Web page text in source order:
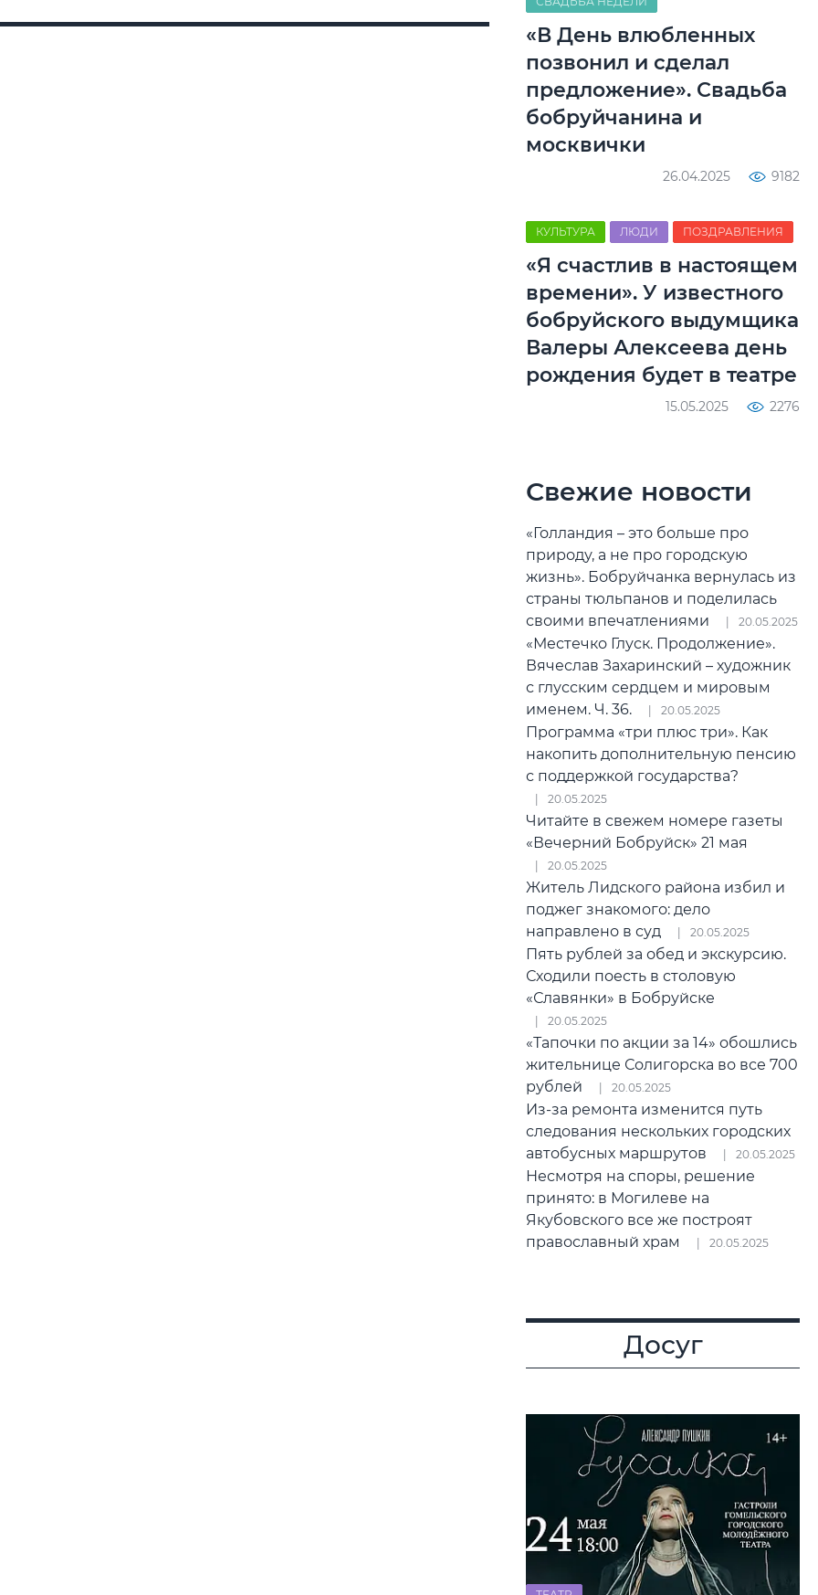
«В День влюбленных
позвонил и сделал
предложение». Свадьба
бобруйчанина и
москвички
26.04.2025 9182
КУЛЬТУРА ЛЮДИ ПОЗДРАВЛЕНИЯ
«Я счастлив в настоящем
времени». У известного
бобруйского выдумщика
Валеры Алексеева день
рождения будет в театре
15.05.2025 2276
Свежие новости
«Голландия – это больше про
природу, а не про городскую
жизнь». Бобруйчанка вернулась из
страны тюльпанов и поделилась
своими впечатлениями
20.05.2025
«Местечко Глуск. Продолжение».
Вячеслав Захаринский – художник
с глусским сердцем и мировым
именем. Ч. 36.
20.05.2025
Программа «три плюс три». Как
накопить дополнительную пенсию
с поддержкой государства?
20.05.2025
Читайте в свежем номере газеты
«Вечерний Бобруйск» 21 мая
20.05.2025
Житель Лидского района избил и
поджег знакомого: дело
направлено в суд
20.05.2025
Пять рублей за обед и экскурсию.
Сходили поесть в столовую
«Славянки» в Бобруйске
20.05.2025
«Тапочки по акции за 14» обошлись
жительнице Солигорска во все 700
рублей
20.05.2025
Из-за ремонта изменится путь
следования нескольких городских
автобусных маршрутов
20.05.2025
Несмотря на споры, решение
принято: в Могилеве на
Якубовского все же построят
православный храм
20.05.2025
Досуг